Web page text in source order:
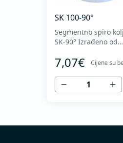
SK 100-90°
Segmentno spiro
SK-90° Izrađeno od
lima DX51D + Z275
oblikovanje. U skladu
standardima MEST
MEST EN 12237.
7,07€ Cijene su